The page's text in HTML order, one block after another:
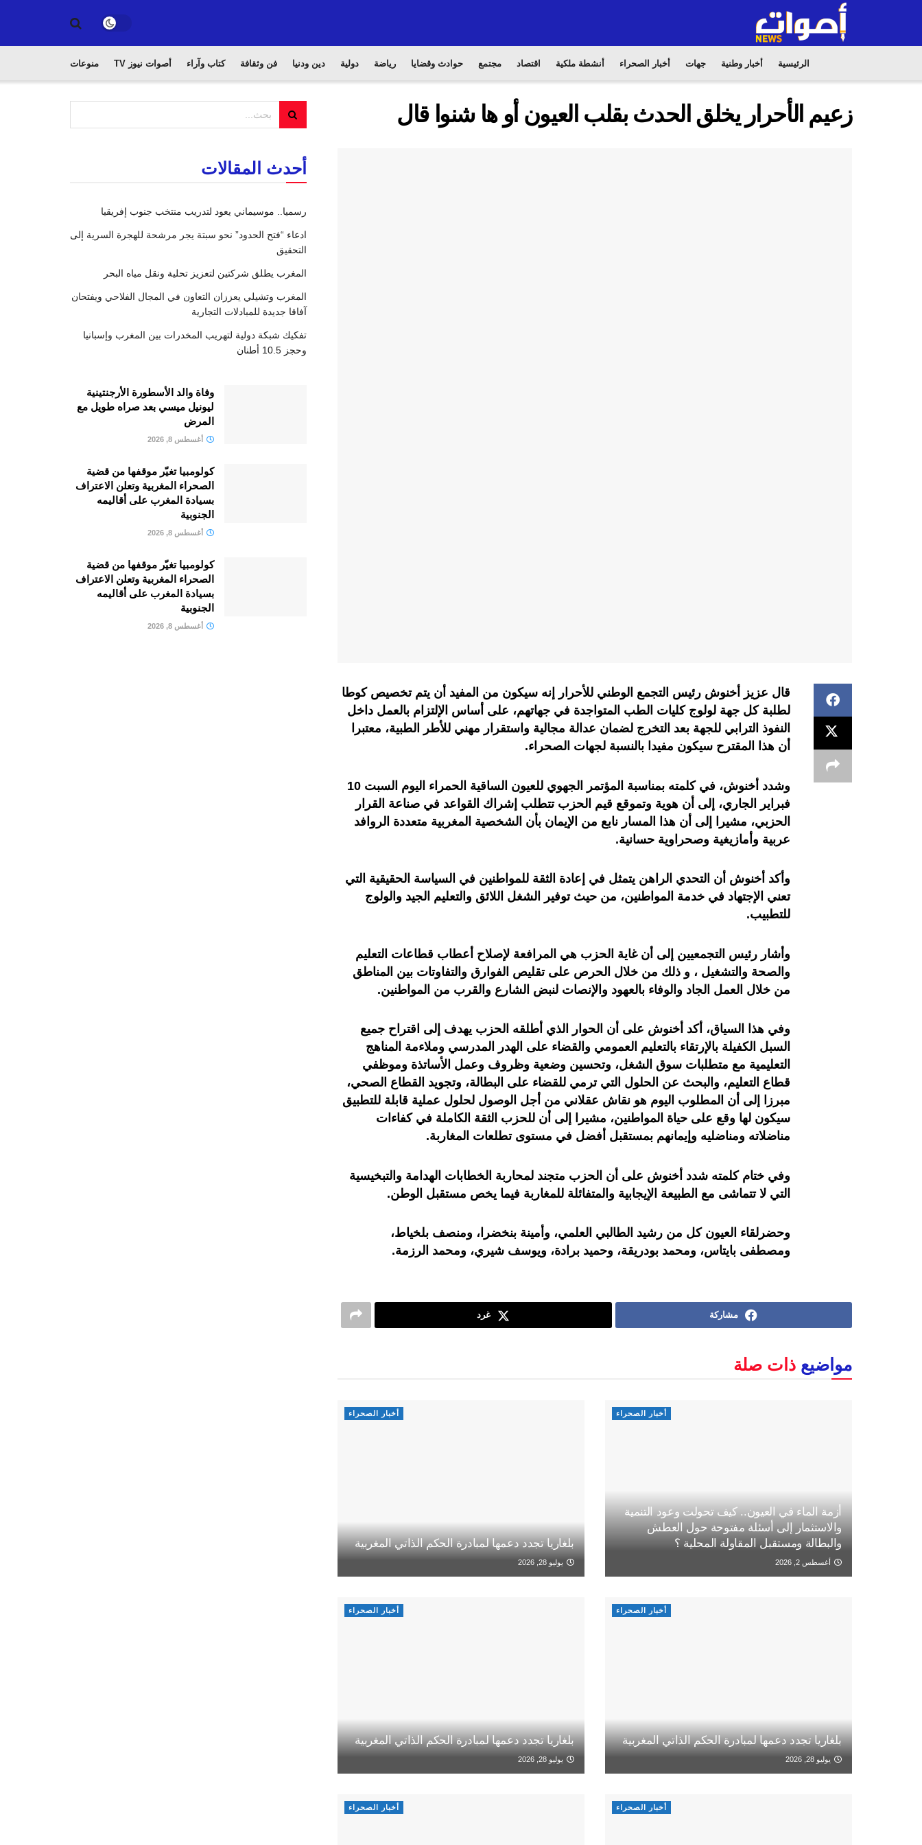
الرئيسية أخبار وطنية جهات أخبار الصحراء أنشطة ملكية اقتصاد مجتمع حوادث وقضايا رياضة دولية دين ودنيا فن وثقافة كتاب وآراء أصوات نيوز TV منوعات
زعيم الأحرار يخلق الحدث بقلب العيون أو ها شنوا قال
قال عزيز أخنوش رئيس التجمع الوطني للأحرار إنه سيكون من المفيد أن يتم تخصيص كوطا
لطلبة كل جهة لولوج كليات الطب المتواجدة في جهاتهم، على أساس الإلتزام بالعمل داخل
النفوذ الترابي للجهة بعد التخرج لضمان عدالة مجالية واستقرار مهني للأطر الطبية، معتبرا
أن هذا المقترح سيكون مفيدا بالنسبة لجهات الصحراء.
وشدد أخنوش، في كلمته بمناسبة المؤتمر الجهوي للعيون الساقية الحمراء اليوم السبت 10
فبراير الجاري، إلى أن هوية وتموقع قيم الحزب تتطلب إشراك القواعد في صناعة القرار
الحزبي، مشيرا إلى أن هذا المسار نابع من الإيمان بأن الشخصية المغربية متعددة الروافد
عربية وأمازيغية وصحراوية حسانية.
وأكد أخنوش أن التحدي الراهن يتمثل في إعادة الثقة للمواطنين في السياسة الحقيقية التي
تعني الإجتهاد في خدمة المواطنين، من حيث توفير الشغل اللائق والتعليم الجيد والولوج
للتطبيب.
وأشار رئيس التجمعيين إلى أن غاية الحزب هي المرافعة لإصلاح أعطاب قطاعات التعليم
والصحة والتشغيل ، و ذلك من خلال الحرص على تقليص الفوارق والتفاوتات بين المناطق
من خلال العمل الجاد والوفاء بالعهود والإنصات لنبض الشارع والقرب من المواطنين.
وفي هذا السياق، أكد أخنوش على أن الحوار الذي أطلقه الحزب يهدف إلى اقتراح جميع
السبل الكفيلة بالإرتقاء بالتعليم العمومي والقضاء على الهدر المدرسي وملاءمة المناهج
التعليمية مع متطلبات سوق الشغل، وتحسين وضعية وظروف وعمل الأساتذة وموظفي
قطاع التعليم، والبحث عن الحلول التي ترمي للقضاء على البطالة، وتجويد القطاع الصحي،
مبرزا إلى أن المطلوب اليوم هو نقاش عقلاني من أجل الوصول لحلول عملية قابلة للتطبيق
سيكون لها وقع على حياة المواطنين، مشيرا إلى أن للحزب الثقة الكاملة في كفاءات
مناضلاته ومناضليه وإيمانهم بمستقبل أفضل في مستوى تطلعات المغاربة.
وفي ختام كلمته شدد أخنوش على أن الحزب متجند لمحاربة الخطابات الهدامة والتبخيسية
التي لا تتماشى مع الطبيعة الإيجابية والمتفائلة للمغاربة فيما يخص مستقبل الوطن.
وحضرلقاء العيون كل من رشيد الطالبي العلمي، وأمينة بنخضرا، ومنصف بلخياط،
ومصطفى بايتاس، ومحمد بودريقة، وحميد برادة، ويوسف شيري، ومحمد الرزمة.
مشاركة غرد
مواضيع ذات صلة
أخبار الصحراء
أزمة الماء في العيون.. كيف تحولت وعود التنمية
والاستثمار إلى أسئلة مفتوحة حول العطش
والبطالة ومستقبل المقاولة المحلية ؟
أغسطس 2, 2026
أخبار الصحراء
بلغاريا تجدد دعمها لمبادرة الحكم الذاتي المغربية
يوليو 28, 2026
أخبار الصحراء
بلغاريا تجدد دعمها لمبادرة الحكم الذاتي المغربية
يوليو 28, 2026
أخبار الصحراء
بلغاريا تجدد دعمها لمبادرة الحكم الذاتي المغربية
يوليو 28, 2026
أخبار الصحراء أخبار الصحراء
أحدث المقالات
رسميا.. موسيماني يعود لتدريب منتخب جنوب إفريقيا
ادعاء “فتح الحدود” نحو سبتة يجر مرشحة للهجرة السرية إلى
التحقيق
المغرب يطلق شركتين لتعزيز تحلية ونقل مياه البحر
المغرب وتشيلي يعززان التعاون في المجال الفلاحي ويفتحان
آفاقا جديدة للمبادلات التجارية
تفكيك شبكة دولية لتهريب المخدرات بين المغرب وإسبانيا
وحجز 10.5 أطنان
وفاة والد الأسطورة الأرجنتينية
ليونيل ميسي بعد صراه طويل مع
المرض
أغسطس 8, 2026
كولومبيا تغيّر موقفها من قضية
الصحراء المغربية وتعلن الاعتراف
بسيادة المغرب على أقاليمه
الجنوبية
أغسطس 8, 2026
كولومبيا تغيّر موقفها من قضية
الصحراء المغربية وتعلن الاعتراف
بسيادة المغرب على أقاليمه
الجنوبية
أغسطس 8, 2026